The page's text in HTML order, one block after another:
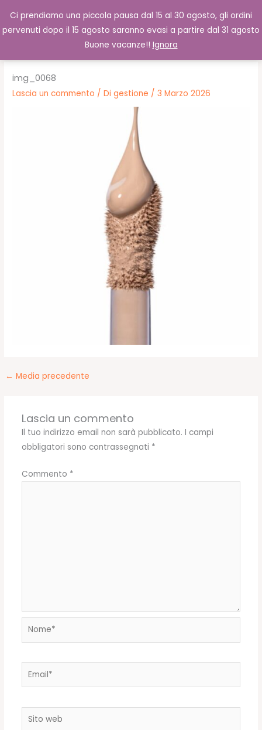
Ci prendiamo una piccola pausa dal 15 al 30 agosto, gli ordini
pervenuti dopo il 15 agosto saranno evasi a partire dal 31 agosto
Buone vacanze!! Ignora
contenuto
0,00€ Cerca
img_0068
Lascia un commento / Digestione /3 Marzo 2026
← Media precedente
Lascia un commento
Il tuo indirizzo email non sarà pubblicato. I campi
obbligatori sono contrassegnati *
Commento *
Nome*
Email*
Sito